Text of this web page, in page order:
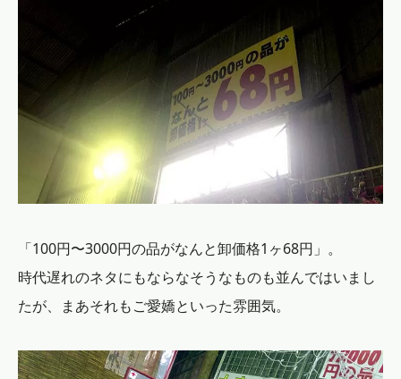
「100円〜3000円の品がなんと卸価格1ヶ68円」。
時代遅れのネタにもならなそうなものも並んではいまし
たが、まあそれもご愛嬌といった雰囲気。